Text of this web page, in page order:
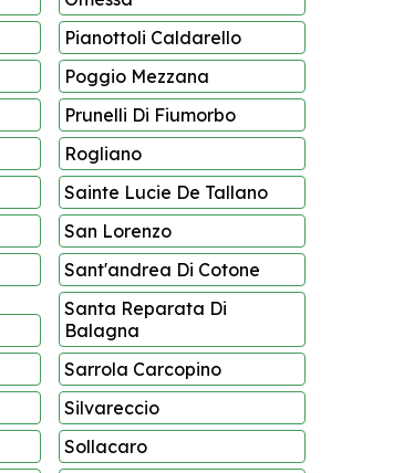
Pianottoli Caldarello
Poggio Mezzana
Prunelli Di Fiumorbo
Rogliano
Sainte Lucie De Tallano
San Lorenzo
Sant'andrea Di Cotone
Santa Reparata Di
Balagna
Sarrola Carcopino
Silvareccio
Sollacaro